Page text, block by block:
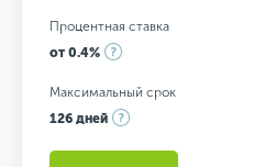
Процентная ставка
от 0.4%
Максимальный срок
126 дней